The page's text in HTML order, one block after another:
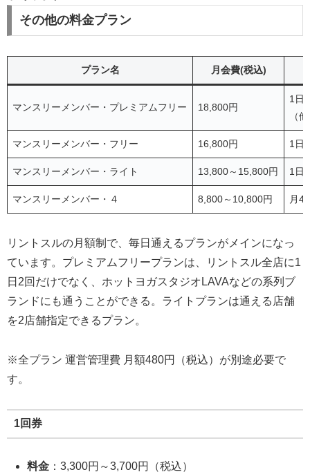
その他の料金プラン
プラン名 月会費(税込)
マンスリーメンバー・プレミアムフリー 18,800円
1日
（
マンスリーメンバー・フリー 16,800円 1日
マンスリーメンバー・ライト 13,800～15,800円 1日
マンスリーメンバー・４ 8,800～10,800円 月4
リントスルの月額制で、毎日通えるプランがメインになっ
ています。プレミアムフリープランは、リントスル全店に1
日2回だけでなく、ホットヨガスタジオLAVAなどの系列ブ
ランドにも通うことができる。ライトプランは通える店舗
を2店舗指定できるプラン。
※全プラン 運営管理費 月額480円（税込）が別途必要で
す。
1回券
料金 ：3,300円～3,700円（税込）